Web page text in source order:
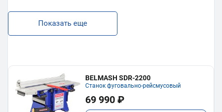
Показать еще
BELMASH SDR-2200
Станок фуговально-рейсмусовый
69 990 ₽